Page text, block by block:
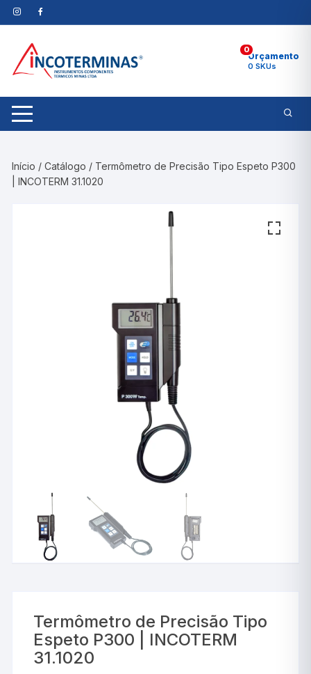
Pular
para
conteúdo
0
Orçamento
0 SKUs
Início /Catálogo / Termômetro de Precisão Tipo Espeto P300
| INCOTERM 31.1020
Termômetro de Precisão Tipo
Espeto P300 | INCOTERM
31.1020